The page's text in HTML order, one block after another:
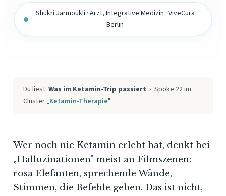
Shukri Jarmoukli · Arzt, Integrative Medizin · ViveCura
Berlin
Du liest: Was im Ketamin-Trip passiert › Spoke 22 im
Cluster „Ketamin-Therapie"
Wer noch nie Ketamin erlebt hat, denkt bei
„Halluzinationen" meist an Filmszenen:
rosa Elefanten, sprechende Wände,
Stimmen, die Befehle geben. Das ist nicht,